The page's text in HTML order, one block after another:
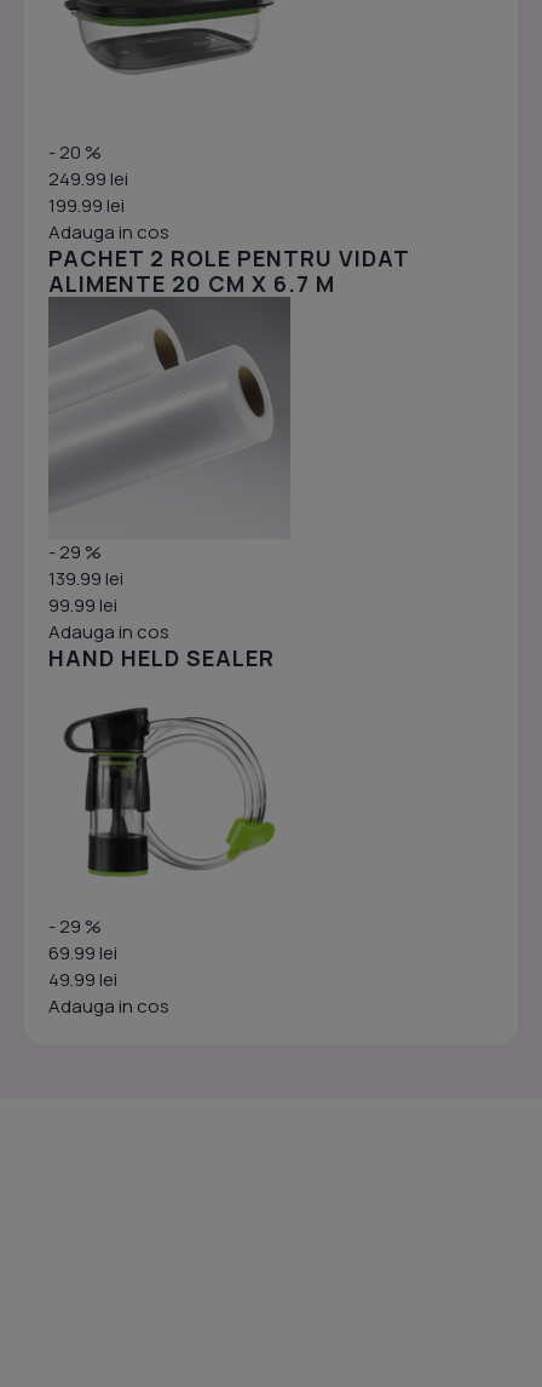
- 20 %
249.99 lei
199.99 lei
Adauga in cos
PACHET 2 ROLE PENTRU VIDAT
ALIMENTE 20 CM X 6.7 M
- 29 %
139.99 lei
99.99 lei
Adauga in cos
HAND HELD SEALER
- 29 %
69.99 lei
49.99 lei
Adauga in cos